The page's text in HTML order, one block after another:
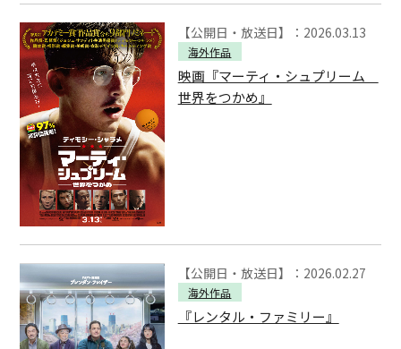
【公開日・放送日】：2026.03.13
海外作品
映画『マーティ・シュプリーム
世界をつかめ』
【公開日・放送日】：2026.02.27
海外作品
『レンタル・ファミリー』